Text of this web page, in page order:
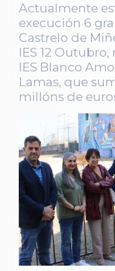
Actualmente
execución 6
Castrelo de
IES 12
IES Blanco
Lamas, que
millóns de